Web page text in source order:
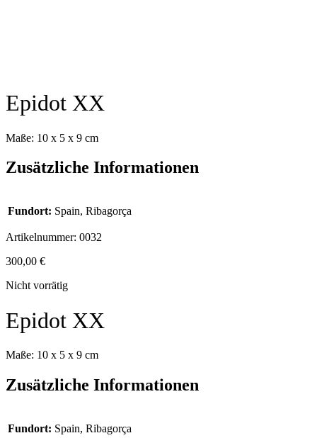
Epidot XX
Maße: 10 x 5 x 9 cm
Zusätzliche Informationen
Fundort: Spain, Ribagorça
Artikelnummer: 0032
300,00 €
Nicht vorrätig
Epidot XX
Maße: 10 x 5 x 9 cm
Zusätzliche Informationen
Fundort: Spain, Ribagorça